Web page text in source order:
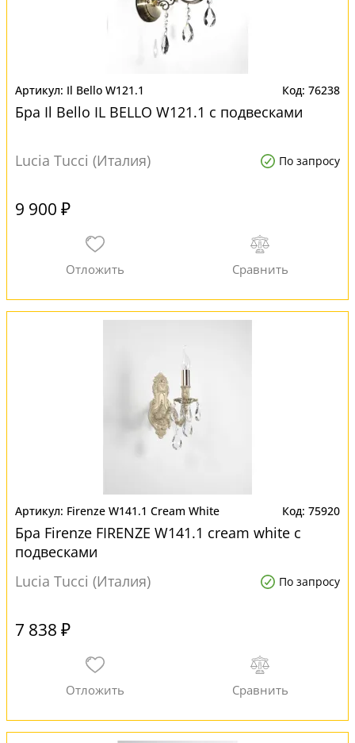
Il Bello W121.1 76238
Бра Il Bello IL BELLO W121.1 с подвесками
Lucia Tucci (Италия) По запросу
9 900 ₽
Firenze W141.1 Cream White 75920
Бра Firenze FIRENZE W141.1 cream white с
подвесками
Lucia Tucci (Италия)
По запросу
7 838 ₽